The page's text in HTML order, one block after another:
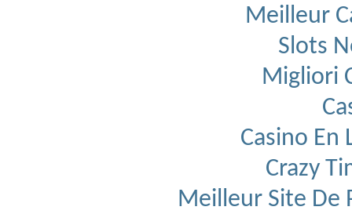
Meilleur
Slots
Migliori
Casino En
Crazy
Meilleur Site De